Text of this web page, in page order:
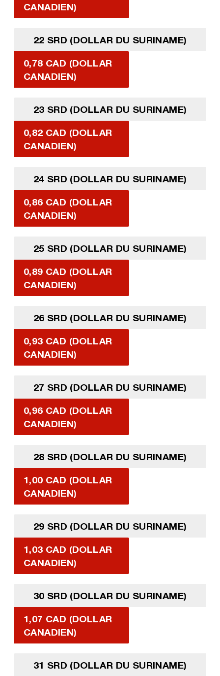
CANADIEN)
22 SRD (DOLLAR DU SURINAME)
0,78 CAD (DOLLAR
CANADIEN)
23 SRD (DOLLAR DU SURINAME)
0,82 CAD (DOLLAR
CANADIEN)
24 SRD (DOLLAR DU SURINAME)
0,86 CAD (DOLLAR
CANADIEN)
25 SRD (DOLLAR DU SURINAME)
0,89 CAD (DOLLAR
CANADIEN)
26 SRD (DOLLAR DU SURINAME)
0,93 CAD (DOLLAR
CANADIEN)
27 SRD (DOLLAR DU SURINAME)
0,96 CAD (DOLLAR
CANADIEN)
28 SRD (DOLLAR DU SURINAME)
1,00 CAD (DOLLAR
CANADIEN)
29 SRD (DOLLAR DU SURINAME)
1,03 CAD (DOLLAR
CANADIEN)
30 SRD (DOLLAR DU SURINAME)
1,07 CAD (DOLLAR
CANADIEN)
31 SRD (DOLLAR DU SURINAME)